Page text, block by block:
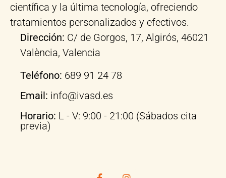
científica y la última tecnología, ofreciendo
tratamientos personalizados y efectivos.
Dirección: C/ de Gorgos, 17, Algirós, 46021
València, Valencia
Teléfono: 689 91 24 78
Email: info@ivasd.es
Horario: L - V: 9:00 - 21:00 (Sábados cita
previa)